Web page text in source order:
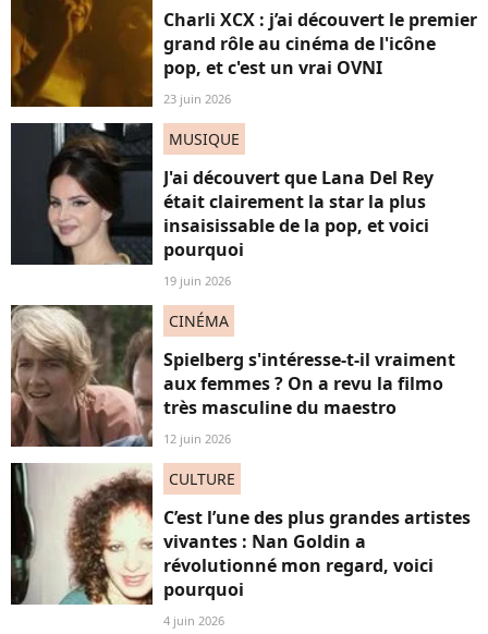
Charli XCX : j’ai découvert le premier
grand rôle au cinéma de l'icône
pop, et c'est un vrai OVNI
23 juin 2026
MUSIQUE
J'ai découvert que Lana Del Rey
était clairement la star la plus
insaisissable de la pop, et voici
pourquoi
19 juin 2026
CINÉMA
Spielberg s'intéresse-t-il vraiment
aux femmes ? On a revu la filmo
très masculine du maestro
12 juin 2026
CULTURE
C’est l’une des plus grandes artistes
vivantes : Nan Goldin a
révolutionné mon regard, voici
pourquoi
4 juin 2026